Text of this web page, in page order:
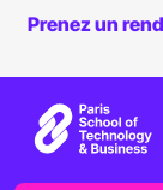
Prenez un